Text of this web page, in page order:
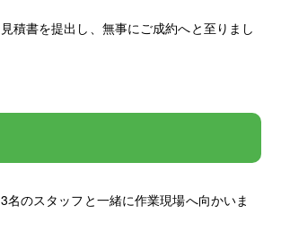
積書を提出し、無事にご成約へと至りまし
名のスタッフと一緒に作業現場へ向かいま